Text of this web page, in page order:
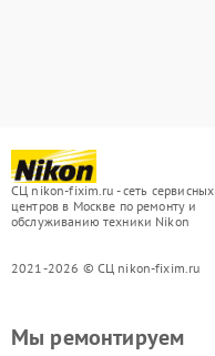
СЦ nikon-fixim.ru - сеть сервисных
центров в Москве по ремонту и
обслуживанию техники Nikon
2021-2026 © СЦ nikon-fixim.ru
Мы ремонтируем